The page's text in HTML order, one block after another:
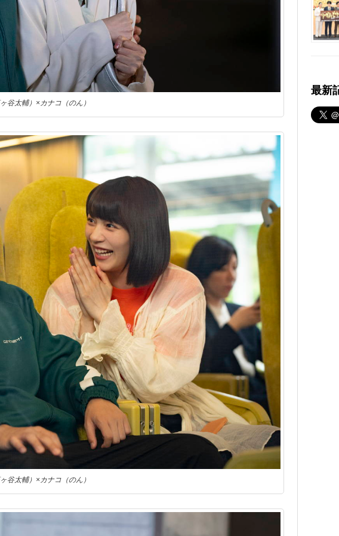
谷太輔）×カナコ（のん）
谷太輔）×カナコ（のん）
最新